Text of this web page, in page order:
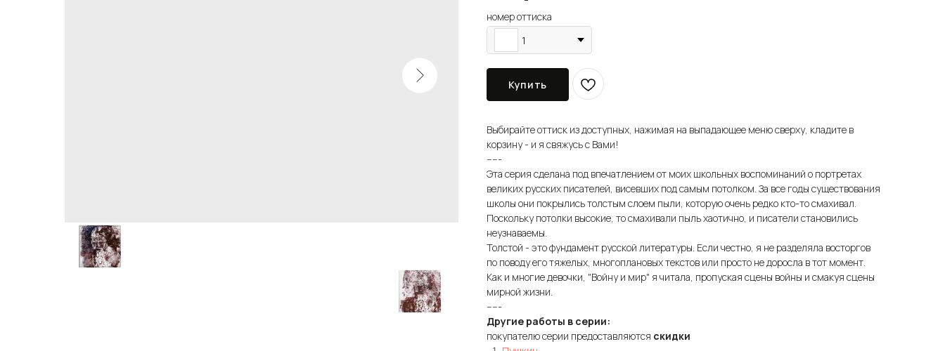
номер оттиска
1
Купить
Выбирайте оттиск из доступных, нажимая на выпадающее меню сверху, кладите в
корзину - и я свяжусь с Вами!
-----
Эта серия сделана под впечатлением от моих школьных воспоминаний о портретах
великих русских писателей, висевших под самым потолком. За все годы существования
школы они покрылись толстым слоем пыли, которую очень редко кто-то смахивал.
Поскольку потолки высокие, то смахивали пыль хаотично, и писатели становились
неузнаваемы.
Толстой - это фундамент русской литературы. Если честно, я не разделяла восторгов
по поводу его тяжелых, многоплановых текстов или просто не доросла в тот момент.
Как и многие девочки, "Войну и мир" я читала, пропуская сцены войны и смакуя сцены
мирной жизни.
-----
Другие работы в серии:
покупателю серии предоставляются скидки